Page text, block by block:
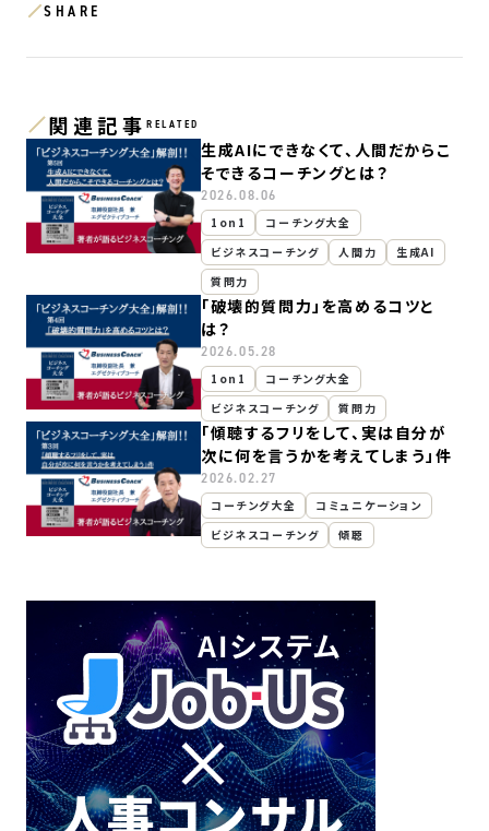
SHARE
RELATED
関連記事
生成AIにできなくて、人間だからこ
そできるコーチングとは？
2026.08.06
1on1
コーチング大全
ビジネスコーチング
人間力
生成AI
質問力
「破壊的質問力」を高めるコツと
は？
2026.05.28
1on1
コーチング大全
ビジネスコーチング
質問力
「傾聴するフリをして、実は自分が
次に何を言うかを考えてしまう」件
2026.02.27
コーチング大全
コミュニケーション
ビジネスコーチング
傾聴